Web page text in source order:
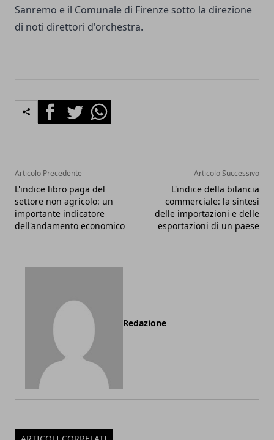
Sanremo e il Comunale di Firenze sotto la direzione
di noti direttori d'orchestra.
FacebookTwitterWhatsapp
Articolo Precedente
L'indice libro paga del
settore non agricolo: un
importante indicatore
dell'andamento economico
Articolo Successivo
L'indice della bilancia
commerciale: la sintesi
delle importazioni e delle
esportazioni di un paese
Redazione